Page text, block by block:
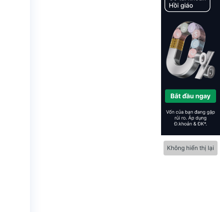
Không hiển thị lại